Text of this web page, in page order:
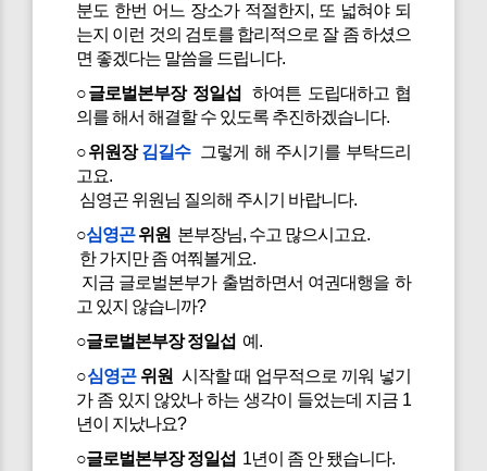
분도 한번 어느 장소가 적절한지, 또 넓혀야 되
는지 이런 것의 검토를 합리적으로 잘 좀 하셨으
면 좋겠다는 말씀을 드립니다.
○글로벌본부장 정일섭 하여튼 도립대하고 협
의를 해서 해결할 수 있도록 추진하겠습니다.
○위원장김길수그렇게 해 주시기를 부탁드리
고요.
심영곤 위원님 질의해 주시기 바랍니다.
○심영곤위원 본부장님, 수고 많으시고요.
한 가지만 좀 여쭤볼게요.
지금 글로벌본부가 출범하면서 여권대행을 하
고 있지 않습니까?
○글로벌본부장 정일섭 예.
○심영곤위원 시작할 때 업무적으로 끼워 넣기
가 좀 있지 않았나 하는 생각이 들었는데 지금 1
년이 지났나요?
○글로벌본부장 정일섭 1년이 좀 안 됐습니다.